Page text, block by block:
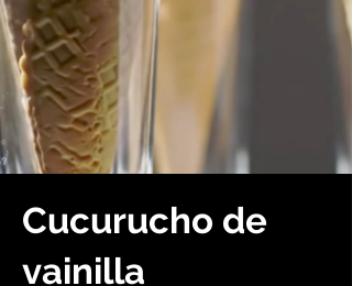
Cucurucho de
vainilla